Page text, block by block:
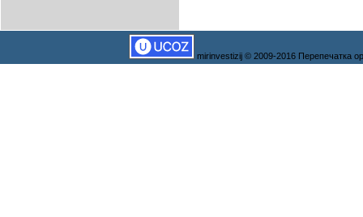
mirinvestizij © 2009-2016 Перепечатка